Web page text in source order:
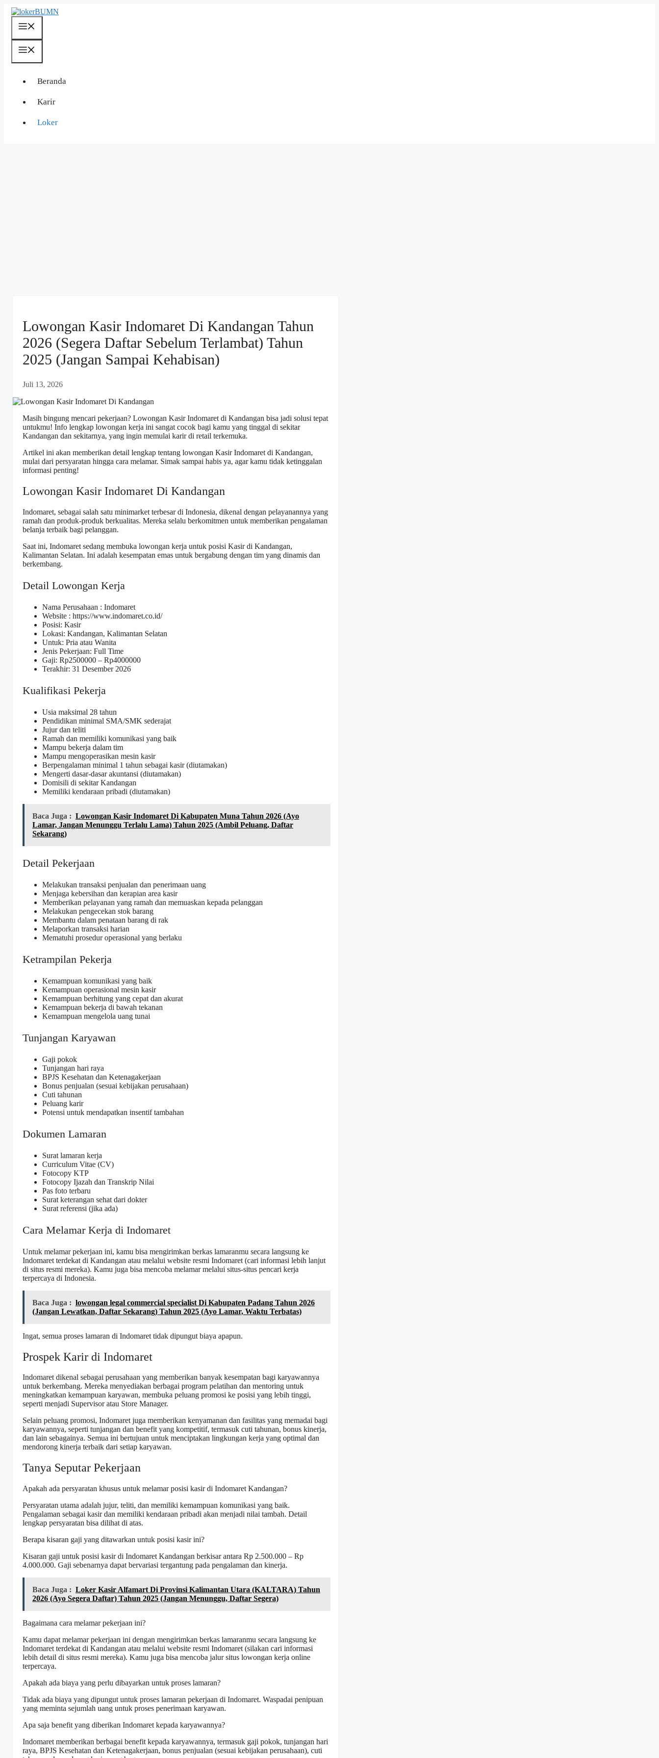
Langsung
Beranda
Karir
Loker
Lowongan Kasir Indomaret Di Kandangan Tahun
2026 (Segera Daftar Sebelum Terlambat) Tahun
2025 (Jangan Sampai Kehabisan)
Juli 13, 2026
Masih bingung mencari pekerjaan? Lowongan Kasir Indomaret di Kandangan bisa jadi solusi tepat
untukmu! Info lengkap lowongan kerja ini sangat cocok bagi kamu yang tinggal di sekitar
Kandangan dan sekitarnya, yang ingin memulai karir di retail terkemuka.
Artikel ini akan memberikan detail lengkap tentang lowongan Kasir Indomaret di Kandangan,
mulai dari persyaratan hingga cara melamar. Simak sampai habis ya, agar kamu tidak ketinggalan
informasi penting!
Lowongan Kasir Indomaret Di Kandangan
Indomaret, sebagai salah satu minimarket terbesar di Indonesia, dikenal dengan pelayanannya yang
ramah dan produk-produk berkualitas. Mereka selalu berkomitmen untuk memberikan pengalaman
belanja terbaik bagi pelanggan.
Saat ini, Indomaret sedang membuka lowongan kerja untuk posisi Kasir di Kandangan,
Kalimantan Selatan. Ini adalah kesempatan emas untuk bergabung dengan tim yang dinamis dan
berkembang.
Detail Lowongan Kerja
Nama Perusahaan : Indomaret
Website : https://www.indomaret.co.id/
Posisi: Kasir
Lokasi: Kandangan, Kalimantan Selatan
Untuk: Pria atau Wanita
Jenis Pekerjaan: Full Time
Gaji: Rp2500000 – Rp4000000
Terakhir: 31 Desember 2026
Kualifikasi Pekerja
Usia maksimal 28 tahun
Pendidikan minimal SMA/SMK sederajat
Jujur dan teliti
Ramah dan memiliki komunikasi yang baik
Mampu bekerja dalam tim
Mampu mengoperasikan mesin kasir
Berpengalaman minimal 1 tahun sebagai kasir (diutamakan)
Mengerti dasar-dasar akuntansi (diutamakan)
Domisili di sekitar Kandangan
Memiliki kendaraan pribadi (diutamakan)
Baca Juga : Lowongan Kasir Indomaret Di Kabupaten Muna Tahun 2026 (Ayo
Lamar, Jangan Menunggu Terlalu Lama) Tahun 2025 (Ambil Peluang, Daftar
Sekarang)
Detail Pekerjaan
Melakukan transaksi penjualan dan penerimaan uang
Menjaga kebersihan dan kerapian area kasir
Memberikan pelayanan yang ramah dan memuaskan kepada pelanggan
Melakukan pengecekan stok barang
Membantu dalam penataan barang di rak
Melaporkan transaksi harian
Mematuhi prosedur operasional yang berlaku
Ketrampilan Pekerja
Kemampuan komunikasi yang baik
Kemampuan operasional mesin kasir
Kemampuan berhitung yang cepat dan akurat
Kemampuan bekerja di bawah tekanan
Kemampuan mengelola uang tunai
Tunjangan Karyawan
Gaji pokok
Tunjangan hari raya
BPJS Kesehatan dan Ketenagakerjaan
Bonus penjualan (sesuai kebijakan perusahaan)
Cuti tahunan
Peluang karir
Potensi untuk mendapatkan insentif tambahan
Dokumen Lamaran
Surat lamaran kerja
Curriculum Vitae (CV)
Fotocopy KTP
Fotocopy Ijazah dan Transkrip Nilai
Pas foto terbaru
Surat keterangan sehat dari dokter
Surat referensi (jika ada)
Cara Melamar Kerja di Indomaret
Untuk melamar pekerjaan ini, kamu bisa mengirimkan berkas lamaranmu secara langsung ke
Indomaret terdekat di Kandangan atau melalui website resmi Indomaret (cari informasi lebih lanjut
di situs resmi mereka). Kamu juga bisa mencoba melamar melalui situs-situs pencari kerja
terpercaya di Indonesia.
Baca Juga : lowongan legal commercial specialist Di Kabupaten Padang Tahun 2026
(Jangan Lewatkan, Daftar Sekarang) Tahun 2025 (Ayo Lamar, Waktu Terbatas)
Ingat, semua proses lamaran di Indomaret tidak dipungut biaya apapun.
Prospek Karir di Indomaret
Indomaret dikenal sebagai perusahaan yang memberikan banyak kesempatan bagi karyawannya
untuk berkembang. Mereka menyediakan berbagai program pelatihan dan mentoring untuk
meningkatkan kemampuan karyawan, membuka peluang promosi ke posisi yang lebih tinggi,
seperti menjadi Supervisor atau Store Manager.
Selain peluang promosi, Indomaret juga memberikan kenyamanan dan fasilitas yang memadai bagi
karyawannya, seperti tunjangan dan benefit yang kompetitif, termasuk cuti tahunan, bonus kinerja,
dan lain sebagainya. Semua ini bertujuan untuk menciptakan lingkungan kerja yang optimal dan
mendorong kinerja terbaik dari setiap karyawan.
Tanya Seputar Pekerjaan
Apakah ada persyaratan khusus untuk melamar posisi kasir di Indomaret Kandangan?
Persyaratan utama adalah jujur, teliti, dan memiliki kemampuan komunikasi yang baik.
Pengalaman sebagai kasir dan memiliki kendaraan pribadi akan menjadi nilai tambah. Detail
lengkap persyaratan bisa dilihat di atas.
Berapa kisaran gaji yang ditawarkan untuk posisi kasir ini?
Kisaran gaji untuk posisi kasir di Indomaret Kandangan berkisar antara Rp 2.500.000 – Rp
4.000.000. Gaji sebenarnya dapat bervariasi tergantung pada pengalaman dan kinerja.
Baca Juga : Loker Kasir Alfamart Di Provinsi Kalimantan Utara (KALTARA) Tahun
2026 (Ayo Segera Daftar) Tahun 2025 (Jangan Menunggu, Daftar Segera)
Bagaimana cara melamar pekerjaan ini?
Kamu dapat melamar pekerjaan ini dengan mengirimkan berkas lamaranmu secara langsung ke
Indomaret terdekat di Kandangan atau melalui website resmi Indomaret (silakan cari informasi
lebih detail di situs resmi mereka). Kamu juga bisa mencoba jalur situs lowongan kerja online
terpercaya.
Apakah ada biaya yang perlu dibayarkan untuk proses lamaran?
Tidak ada biaya yang dipungut untuk proses lamaran pekerjaan di Indomaret. Waspadai penipuan
yang meminta sejumlah uang untuk proses penerimaan karyawan.
Apa saja benefit yang diberikan Indomaret kepada karyawannya?
Indomaret memberikan berbagai benefit kepada karyawannya, termasuk gaji pokok, tunjangan hari
raya, BPJS Kesehatan dan Ketenagakerjaan, bonus penjualan (sesuai kebijakan perusahaan), cuti